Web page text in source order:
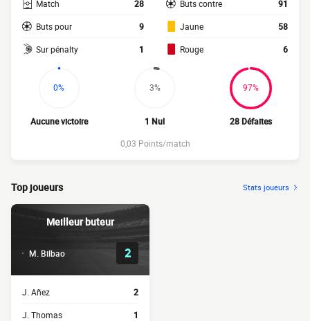
Match 28
Buts pour 9
Sur pénalty 1
Buts contre 91
Jaune 58
Rouge 6
0%
Aucune victoire
3%
1 Nul
97%
28 Défaites
0,03 Points/match
Top joueurs Stats joueurs
Meilleur buteur
M. Bilbao 2
J. Añez 2
J. Thomas 1